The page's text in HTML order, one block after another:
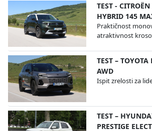
TEST -
HYBRID 145
Praktičnost
atraktivnost
TEST –
AWD
Ispit zrelosti za
TEST –
PRESTIGE